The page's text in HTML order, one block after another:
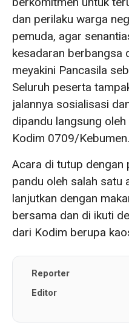
dan perilaku warga
pemuda, agar
kesadaran berbangsa
meyakini Pancasila
Seluruh peserta
jalannya sosialisasi
dipandu langsung
Kodim 0709/Kebumen.
Acara di tutup dengan
pandu oleh salah satu
lanjutkan dengan
bersama dan di ikuti
dari Kodim berupa
Reporter
Editor